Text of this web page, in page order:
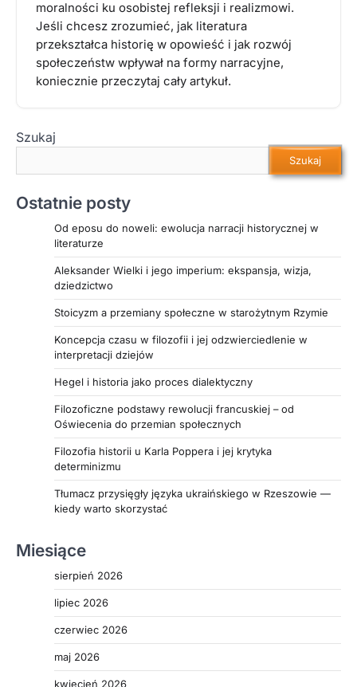
moralności ku osobistej refleksji i realizmowi.
Jeśli chcesz zrozumieć, jak literatura
przekształca historię w opowieść i jak rozwój
społeczeństw wpływał na formy narracyjne,
koniecznie przeczytaj cały artykuł.
Szukaj
Szukaj
Ostatnie posty
Od eposu do noweli: ewolucja narracji historycznej w
literaturze
Aleksander Wielki i jego imperium: ekspansja, wizja,
dziedzictwo
Stoicyzm a przemiany społeczne w starożytnym Rzymie
Koncepcja czasu w filozofii i jej odzwierciedlenie w
interpretacji dziejów
Hegel i historia jako proces dialektyczny
Filozoficzne podstawy rewolucji francuskiej – od
Oświecenia do przemian społecznych
Filozofia historii u Karla Poppera i jej krytyka
determinizmu
Tłumacz przysięgły języka ukraińskiego w Rzeszowie —
kiedy warto skorzystać
Miesiące
sierpień 2026
lipiec 2026
czerwiec 2026
maj 2026
kwiecień 2026